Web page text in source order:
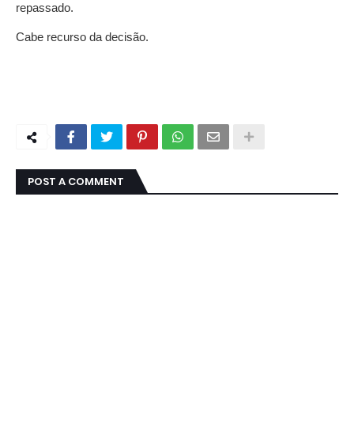
repassado.
Cabe recurso da decisão.
POST A COMMENT